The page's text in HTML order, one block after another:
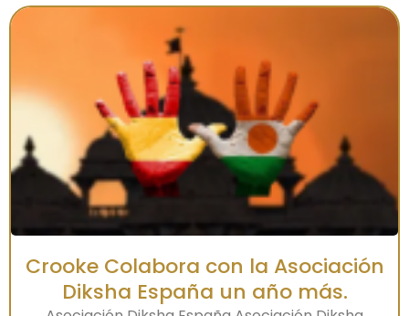
Crooke Colabora con la Asociación
Diksha España un año más.